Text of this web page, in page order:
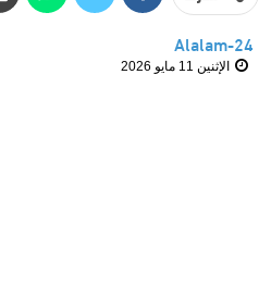
Alalam-24
الإثنين 11 مايو 2026